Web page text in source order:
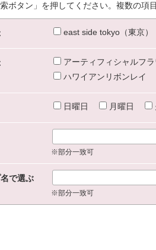
ボタン」を押してください。複数の項
east side tokyo（東京）
アーティフィシャルフ
ハワイアンリボンレイ
日曜日 月曜日
※部分一致可
で選ぶ
※部分一致可